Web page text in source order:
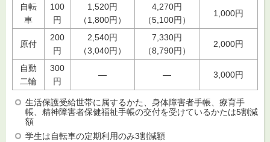
自転
車
100
円
1,520円
（1,800円）
4,270円
（5,100円）
1,000円
原付
200
円
2,540円
（3,040円）
7,330円
（8,790円）
2,000円
自動
二輪
300
円
― ― 3,000円
生活保護受給世帯に属するかた、身体障害者手帳、療育手
帳、精神障害者保健福祉手帳の交付を受けているかたは5割減
額
学生は自転車の定期利用のみ3割減額